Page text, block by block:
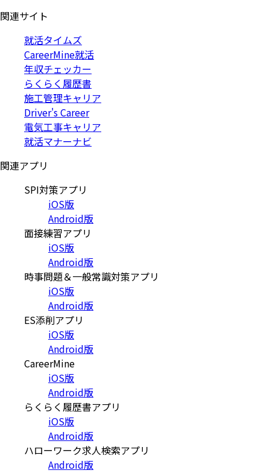
関連サイト
就活タイムズ
CareerMine就活
年収チェッカー
らくらく履歴書
施工管理キャリア
Driver's Career
電気工事キャリア
就活マナーナビ
関連アプリ
SPI対策アプリ
iOS版
Android版
面接練習アプリ
iOS版
Android版
時事問題＆一般常識対策アプリ
iOS版
Android版
ES添削アプリ
iOS版
Android版
CareerMine
iOS版
Android版
らくらく履歴書アプリ
iOS版
Android版
ハローワーク求人検索アプリ
Android版